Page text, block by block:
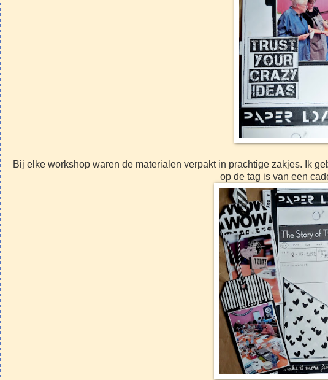
Bij elke workshop waren de materialen verpakt in prachtige zakjes. Ik
op de tag is van een